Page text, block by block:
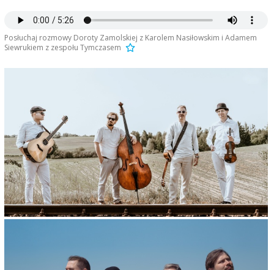
Posłuchaj rozmowy Doroty Zamolskiej z Karolem Nasiłowskim i Adamem
Siewrukiem z zespołu Tymczasem